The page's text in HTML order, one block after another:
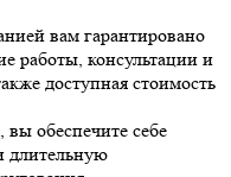
вам гарантировано
работы, консультации и
доступная стоимость
обеспечите себе
длительную